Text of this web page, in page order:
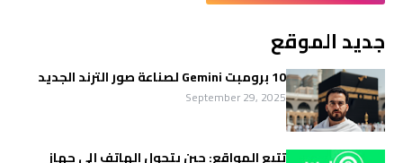
جديد الموقع
10 برومبت Gemini لصناعة صور الترند الجديد
September 29, 2025
تتبع المواقع: حين يتحول الهاتف إلى جهاز